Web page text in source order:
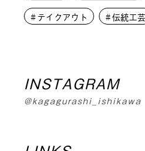
テイクアウト
伝統工芸
レコードオブコロナ
INSTAGRAM
@kagagurashi_ishikawa